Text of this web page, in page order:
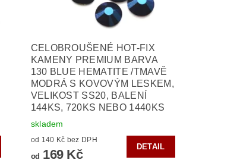
CELOBROUŠENÉ HOT-FIX
KAMENY PREMIUM BARVA
130 BLUE HEMATITE /TMAVĚ
MODRÁ S KOVOVÝM LESKEM,
VELIKOST SS20, BALENÍ
144KS, 720KS NEBO 1440KS
skladem
od 140 Kč bez DPH
od 169 Kč
DETAIL